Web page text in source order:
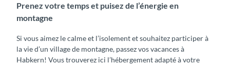
Prenez votre temps et puisez de l’énergie en
montagne
Si vous aimez le calme et l’isolement et souhaitez participer à
la vie d’un village de montagne, passez vos vacances à
Habkern! Vous trouverez ici l’hébergement adapté à votre